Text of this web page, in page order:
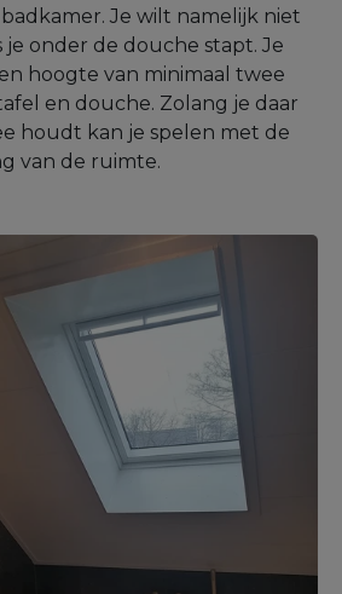
Je wilt namelijk niet
je onder de douche stapt. Je
hoogte van minimaal twee
en douche. Zolang je daar
houdt kan je spelen met de
van de ruimte.